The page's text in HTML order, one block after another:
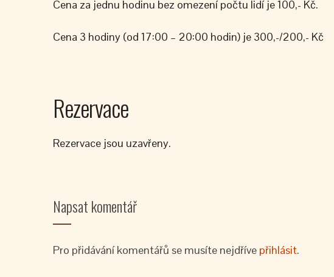
Cena za jednu hodinu bez omezení počtu lidí je 100,- Kč.
Cena 3 hodiny (od 17:00 – 20:00 hodin) je 300,-/200,- Kč
Rezervace
Rezervace jsou uzavřeny.
Napsat komentář
Pro přidávání komentářů se musíte nejdříve přihlásit.